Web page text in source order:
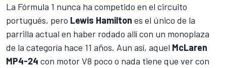
La Fórmula 1 nunca ha competido en el circuito
portugués, pero Lewis Hamilton es el único de la
parrilla actual en haber rodado allí con un monoplaza
de la categoría hace 11 años. Aun así, aquel McLaren
MP4-24 con motor V8 poco o nada tiene que ver con